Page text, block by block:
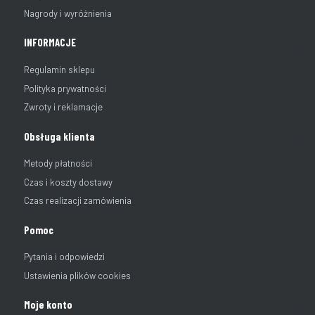
Nagrody i wyróżnienia
INFORMACJE
Regulamin sklepu
Polityka prywatności
Zwroty i reklamacje
Obsługa klienta
Metody płatności
Czas i koszty dostawy
Czas realizacji zamówienia
Pomoc
Pytania i odpowiedzi
Ustawienia plików cookies
Moje konto